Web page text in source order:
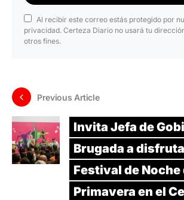
Al recibir este correo estás protegido por
privacidad. Certeza Diario no usará tu
otros fines.
Previous Article
Invita Jefa de
Brugada a
Festival de Noche
Primavera en el